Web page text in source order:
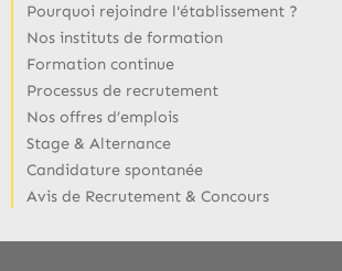
Pourquoi rejoindre l'établissement ?
Nos instituts de formation
Formation continue
Processus de recrutement
Nos offres d’emplois
Stage & Alternance
Candidature spontanée
Avis de Recrutement & Concours